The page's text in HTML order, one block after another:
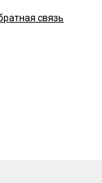
связь